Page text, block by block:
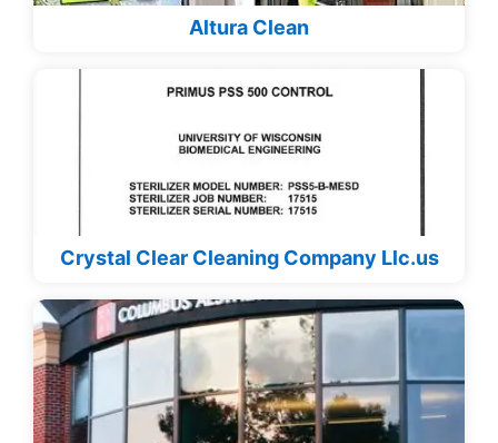
Altura Clean
Crystal Clear Cleaning Company Llc.us